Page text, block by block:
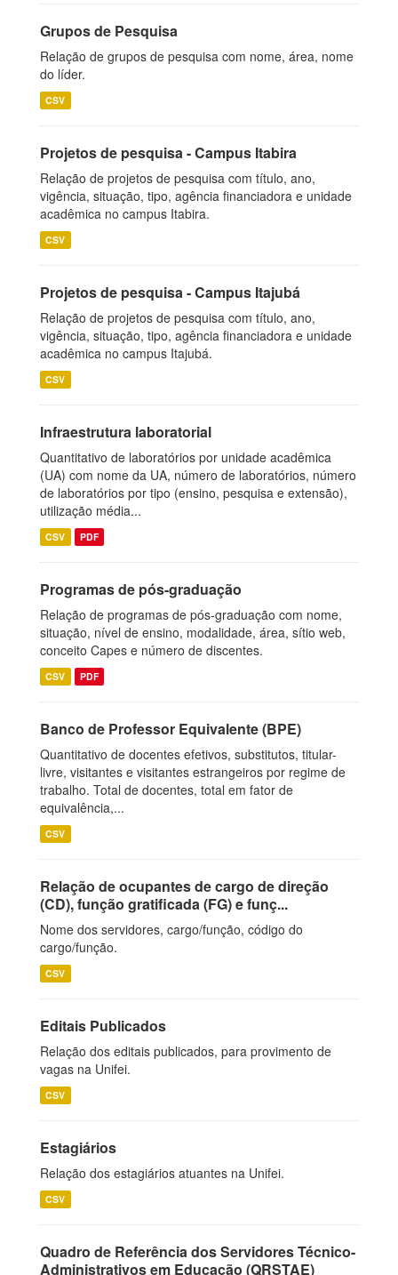
Grupos de Pesquisa
Relação de grupos de pesquisa com nome, área, nome
do líder.
CSV
Projetos de pesquisa - Campus Itabira
Relação de projetos de pesquisa com título, ano,
vigência, situação, tipo, agência financiadora e unidade
acadêmica no campus Itabira.
CSV
Projetos de pesquisa - Campus Itajubá
Relação de projetos de pesquisa com título, ano,
vigência, situação, tipo, agência financiadora e unidade
acadêmica no campus Itajubá.
CSV
Infraestrutura laboratorial
Quantitativo de laboratórios por unidade acadêmica
(UA) com nome da UA, número de laboratórios, número
de laboratórios por tipo (ensino, pesquisa e extensão),
utilização média...
CSV PDF
Programas de pós-graduação
Relação de programas de pós-graduação com nome,
situação, nível de ensino, modalidade, área, sítio web,
conceito Capes e número de discentes.
CSV PDF
Banco de Professor Equivalente (BPE)
Quantitativo de docentes efetivos, substitutos, titular-
livre, visitantes e visitantes estrangeiros por regime de
trabalho. Total de docentes, total em fator de
equivalência,...
CSV
Relação de ocupantes de cargo de direção
(CD), função gratificada (FG) e funç...
Nome dos servidores, cargo/função, código do
cargo/função.
CSV
Editais Publicados
Relação dos editais publicados, para provimento de
vagas na Unifei.
CSV
Estagiários
Relação dos estagiários atuantes na Unifei.
CSV
Quadro de Referência dos Servidores Técnico-
Administrativos em Educação (QRSTAE)